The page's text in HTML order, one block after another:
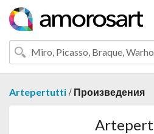
Artepertutti / Произведения